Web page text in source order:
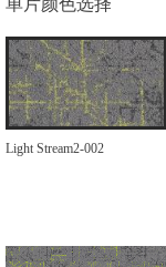
Light Stream2-002